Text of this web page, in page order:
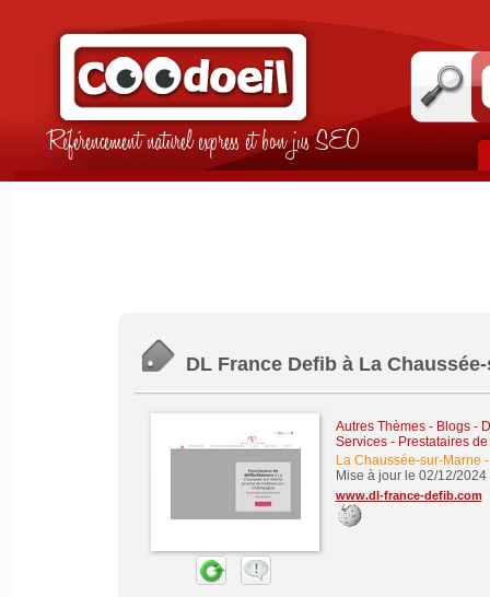
Référencement naturel express et bon jus SEO
DL France Defib à La
Autres Thèmes - Blogs -
Services - Prestataires
La Chaussée-sur-Marne
Mise à jour le 02/12/2024
www.dl-france-defib.com